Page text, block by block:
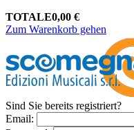
TOTALE0,00 €
Zum Warenkorb gehen
Sind Sie bereits registriert?
Email: